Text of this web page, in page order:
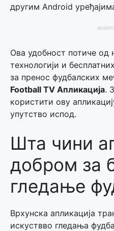
другим Android
Ова удобност потиче од
технологији и
за пренос фудбалских
Football TV Апликација.
користити ову
упутство испод.
Шта чини
добром за
гледање
Врхунска апликација
искуствво гледања